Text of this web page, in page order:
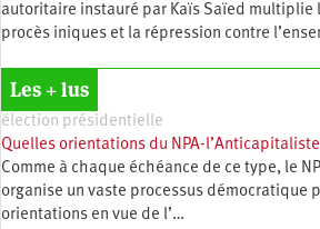
autoritaire instauré par Kaïs Saïed multiplie
procès iniques et la répression contre
Les + lus
élection présidentielle
Quelles orientations du NPA-
Comme à chaque échéance de ce type, le
organise un vaste processus démocratique
orientations en vue de l’…